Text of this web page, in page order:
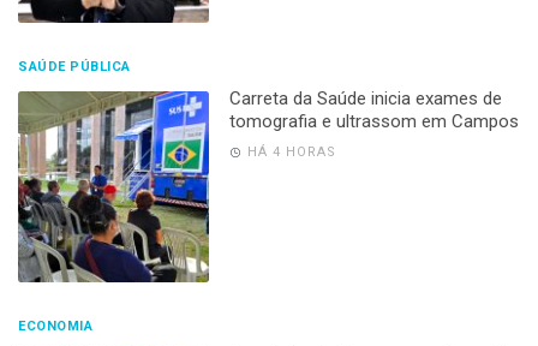
SAÚDE PÚBLICA
Carreta da Saúde inicia exames de
tomografia e ultrassom em Campos
HÁ 4 HORAS
ECONOMIA